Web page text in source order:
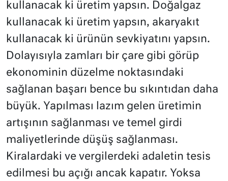
kullanacak ki üretim yapsın. Doğalgaz
kullanacak ki üretim yapsın, akaryakıt
kullanacak ki ürünün sevkiyatını yapsın.
Dolayısıyla zamları bir çare gibi görüp
ekonominin düzelme noktasındaki
sağlanan başarı bence bu sıkıntıdan daha
büyük. Yapılması lazım gelen üretimin
artışının sağlanması ve temel girdi
maliyetlerinde düşüş sağlanması.
Kiralardaki ve vergilerdeki adaletin tesis
edilmesi bu açığı ancak kapatır. Yoksa